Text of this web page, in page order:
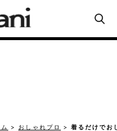
おしゃれプロ 着るだけでお